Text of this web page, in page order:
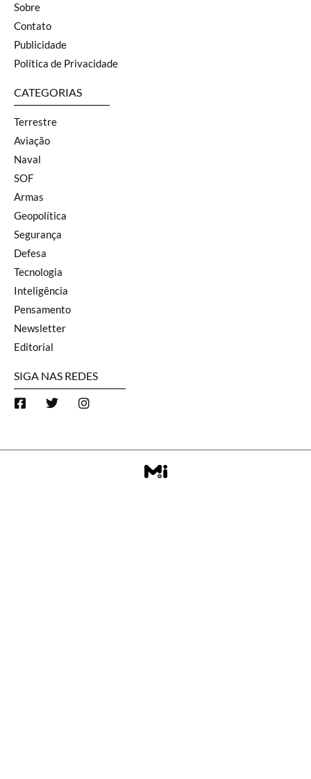
Sobre
Contato
Publicidade
Política de Privacidade
CATEGORIAS
Terrestre
Aviação
Naval
SOF
Armas
Geopolítica
Segurança
Defesa
Tecnologia
Inteligência
Pensamento
Newsletter
Editorial
SIGA NAS REDES